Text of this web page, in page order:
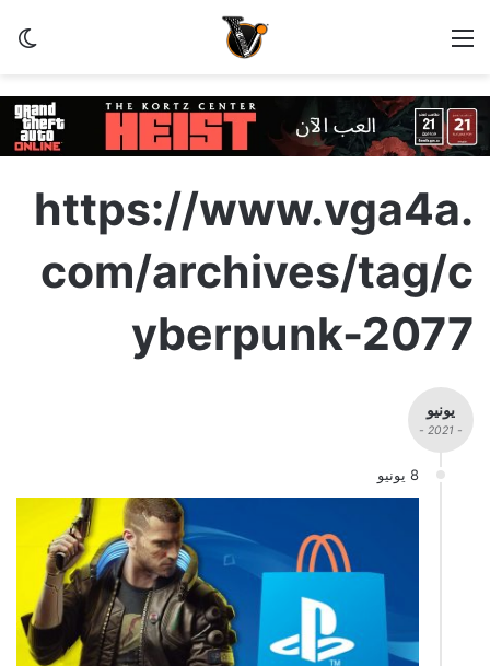
القائمة
https://www.vga4a.
com/archives/tag/c
yberpunk-2077
يونيو
- 2021 -
8 يونيو